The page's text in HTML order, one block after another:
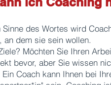
Sinne des Wortes wird
an dem sie sein wollen.
Möchten Sie Ihren
bevor, aber Sie wissen
Ein Coach kann Ihnen bei